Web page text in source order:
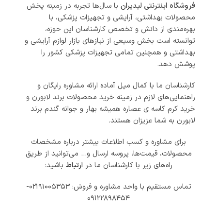
فروشگاه اینترنتی لیدیران با سال‌ها تجربه در زمینه پخش
محصولات بهداشتی، آرایشی و تجهیزات پزشکی، با
بهره‌مندی از دانش و تخصص کارشناسان این حوزه،
توانسته است بخش وسیعی از نیازهای بازار لوازم آرایشی و
بهداشتی و همچنین تمامی تجهیزات پزشکی کشور را
پوشش دهد.
کارشناسان ما با کمال میل آماده ارائه مشاوره رایگان و
راهنمایی‌های لازم در زمینه خرید محصولات برند لابورن و
خرید کرم کاسه ی عصاره همیشه بهار و جوانه گندم برند
لابورن به شما عزیزان هستند.
برای مشاوره و کسب اطلاعات بیشتر درباره مشخصات
محصولات، قیمت‌ها، پروسه ارسال و… می‌توانید از طریق
راه‌های زیر با کارشناسان ما در ارتباط باشید:
تماس مستقیم با واحد مشاوره و فروش: ۰۲۱۹۱۰۰۵۳۵۳-
۰۹۱۲۲۸۹۸۴۵۴